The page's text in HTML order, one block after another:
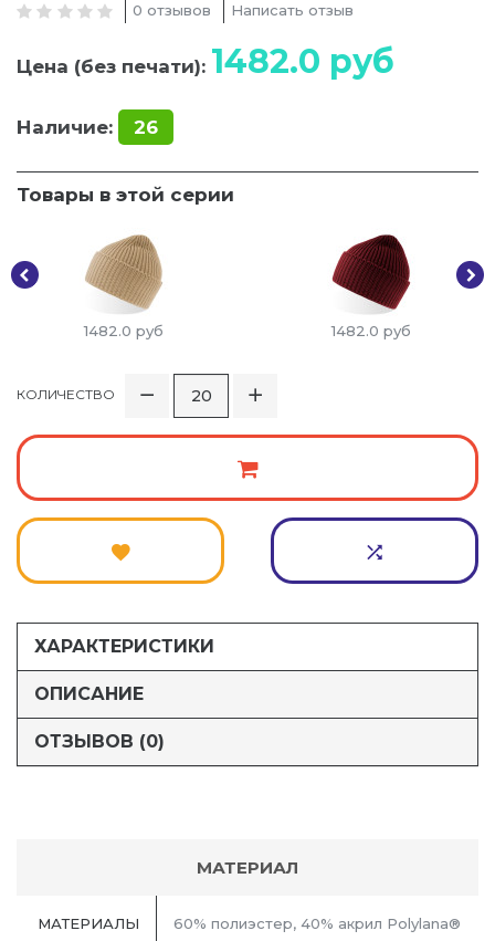
0 отзывов Написать отзыв
Цена (без печати): 1482.0 руб
Наличие: 26
Товары в этой серии
1482.0 руб 1482.0 руб
КОЛИЧЕСТВО
ХАРАКТЕРИСТИКИ
ОПИСАНИЕ
ОТЗЫВОВ (0)
МАТЕРИАЛ
МАТЕРИАЛЫ 60% полиэстер, 40% акрил Polylana®